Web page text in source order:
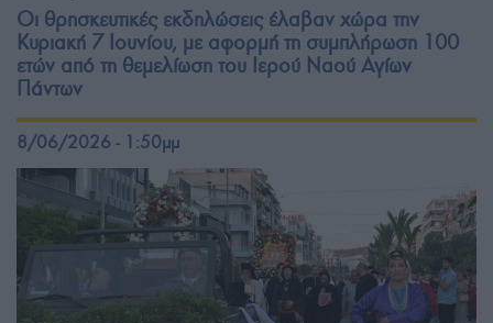
Οι θρησκευτικές εκδηλώσεις έλαβαν χώρα την
Κυριακή 7 Ιουνίου, με αφορμή τη συμπλήρωση 100
ετών από τη θεμελίωση του Ιερού Ναού Αγίων
Πάντων
8/06/2026 - 1:50μμ